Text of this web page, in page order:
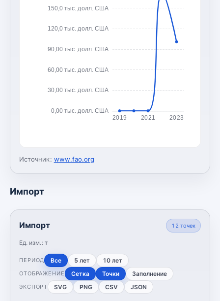
0,00 тыс. долл. США
30,00 тыс. долл. США
60,00 тыс. долл. США
90,00 тыс. долл. США
120,0 тыс. долл. США
150,0 тыс. долл. США
2019 2021 2023
Источник: www.fao.org
Импорт
Импорт
Ед. изм.: т
12 точек
ПЕРИОД Все 5 лет 10 лет
ОТОБРАЖЕНИЕ Сетка Точки Заполнение
ЭКСПОРТ SVG PNG CSV JSON